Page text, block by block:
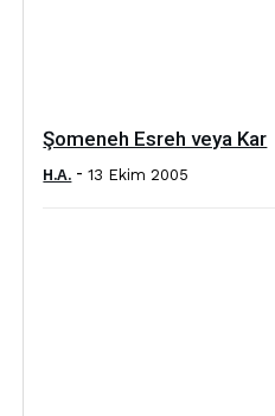
Şomeneh Esreh veya Kar
H.A. - 13 Ekim 2005